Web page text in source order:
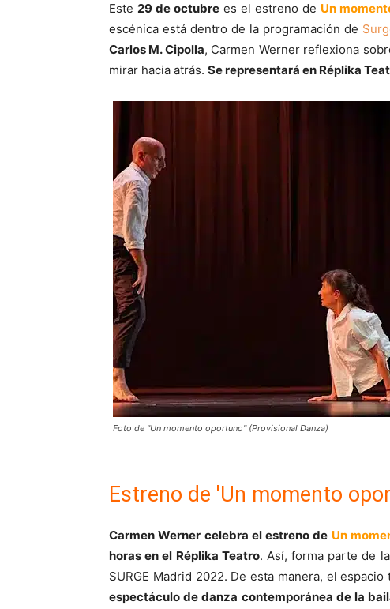
Este 29 de octubre es el estreno de Un
escénica está dentro de la programación de
Carlos M. Cipolla, Carmen Werner reflexiona
mirar hacia atrás. Se representará en Réplika
Foto de "Un momento oportuno" (Provisional Danza)
Estreno de 'Un momento
Carmen Werner celebra el estreno de Un
horas en el Réplika Teatro. Así, forma parte de
SURGE Madrid 2022. De esta manera, el
espectáculo de danza contemporánea de la